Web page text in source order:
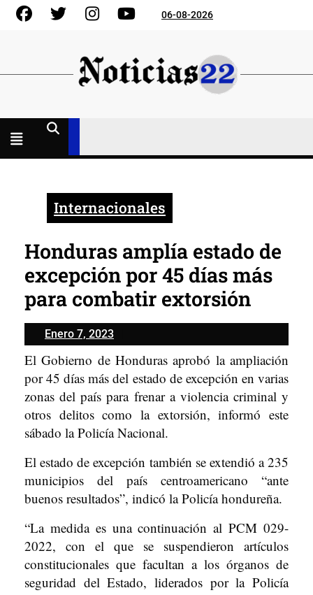
Skip
FacebookGorjeo InstagramYouTube06-08-2026
Internacionales
Honduras amplía estado de
excepción por 45 días más
para combatir extorsión
Enero 7, 2023Enero
7,
2023
El Gobierno de Honduras aprobó la ampliación
por 45 días más del estado de excepción en varias
zonas del país para frenar a violencia criminal y
otros delitos como la extorsión, informó este
sábado la Policía Nacional.
El estado de excepción también se extendió a 235
municipios del país centroamericano “ante
buenos resultados”, indicó la Policía hondureña.
“La medida es una continuación al PCM 029-
2022, con el que se suspendieron artículos
constitucionales que facultan a los órganos de
seguridad del Estado, liderados por la Policía